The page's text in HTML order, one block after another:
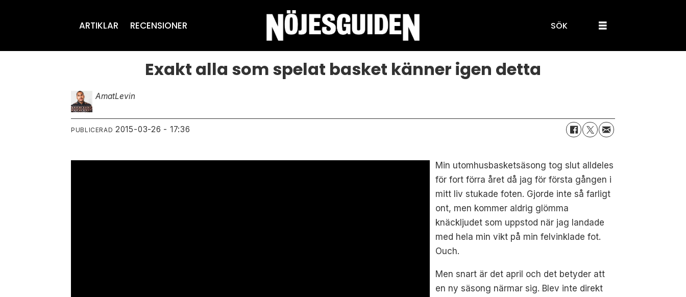
ARTIKLAR RECENSIONER SÖK
Exakt alla som spelat basket känner igen detta
AmatLevin
PUBLICERAD 2015-03-26 - 17:36
Min utomhusbasketsäsong tog slut alldeles
för fort förra året då jag för första gången i
mitt liv stukade foten. Gjorde inte så farligt
ont, men kommer aldrig glömma
knäckljudet som uppstod när jag landade
med hela min vikt på min felvinklade fot.
Ouch.
Men snart är det april och det betyder att
en ny säsong närmar sig. Blev inte direkt